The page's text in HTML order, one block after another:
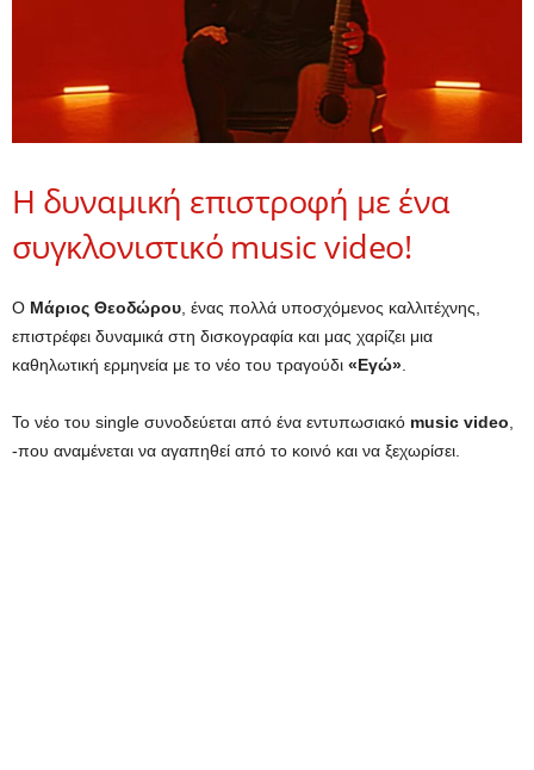
Η δυναμική επιστροφή με ένα
συγκλονιστικό music video!
Ο Μάριος Θεοδώρου , ένας πολλά υποσχόμενος καλλιτέχνης,
επιστρέφει δυναμικά στη δισκογραφία και μας χαρίζει μια
καθηλωτική ερμηνεία με το νέο του τραγούδι «Εγώ»
Το νέο του single συνοδεύεται από ένα εντυπωσιακό music video
-που αναμένεται να αγαπηθεί από το κοινό και να ξεχωρίσει.